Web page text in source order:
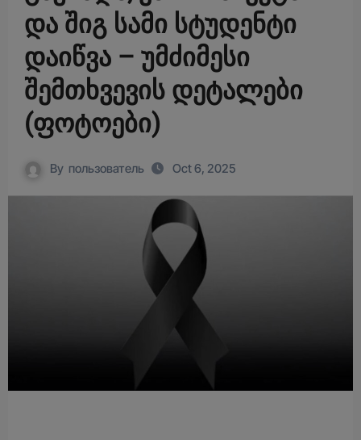
და შიგ სამი სტუდენტი
დაიწვა – უმძიმესი
შემთხვევის დეტალები
(ფოტოები)
By пользователь Oct 6, 2025